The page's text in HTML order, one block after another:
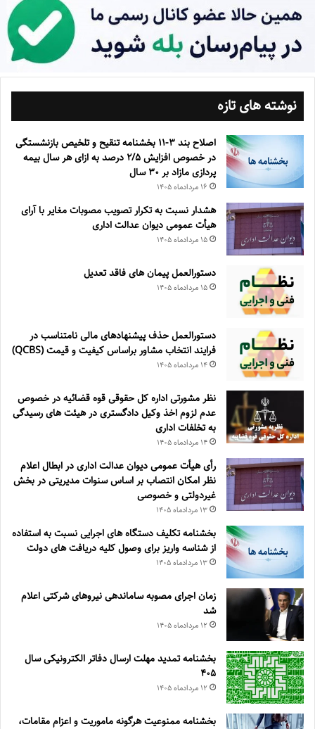
نوشته های تازه
اصلاح بند ۳‏-۱۱ بخشنامه تنقیح و تلخیص بازنشستگی
در خصوص افزایش ۵‏‏‏‏‏‏‏‏‏/۲ درصد به ازای هر سال بیمه
پردازی مازاد بر ۳۰‏ سال
۱۶ مرداد‌ماه ۱۴۰۵
هشدار نسبت به تکرار تصویب مصوبات مغایر با آرای
هیأت عمومی دیوان عدالت اداری
۱۵ مرداد‌ماه ۱۴۰۵
دستورالعمل پیمان های فاقد تعدیل
۱۵ مرداد‌ماه ۱۴۰۵
دستورالعمل حذف پيشنهادهای مالی نامتناسب در
فرايند انتخاب مشاور براساس كيفيت و قيمت (QCBS)
۱۴ مرداد‌ماه ۱۴۰۵
نظر مشورتی اداره کل حقوقی قوه قضائیه در خصوص
عدم لزوم اخذ وکیل دادگستری در هیئت های رسیدگی
به تخلفات اداری
۱۴ مرداد‌ماه ۱۴۰۵
رأی هیأت عمومی دیوان عدالت اداری در ابطال اعلام
نظر امکان انتصاب بر اساس سنوات مدیریتی در بخش
غیردولتی و خصوصی
۱۳ مرداد‌ماه ۱۴۰۵
بخشنامه تکلیف دستگاه های اجرایی نسبت به استفاده
از شناسه واریز برای وصول کلیه دریافت های دولت
۱۳ مرداد‌ماه ۱۴۰۵
زمان اجرای مصوبه ساماندهی نیروهای شرکتی اعلام
شد
۱۲ مرداد‌ماه ۱۴۰۵
بخشنامه تمدید مهلت ارسال دفاتر الکترونیکی سال
۴۰۵
۱۲ مرداد‌ماه ۱۴۰۵
بخشنامه ممنوعیت هرگونه ماموریت و اعزام مقامات،